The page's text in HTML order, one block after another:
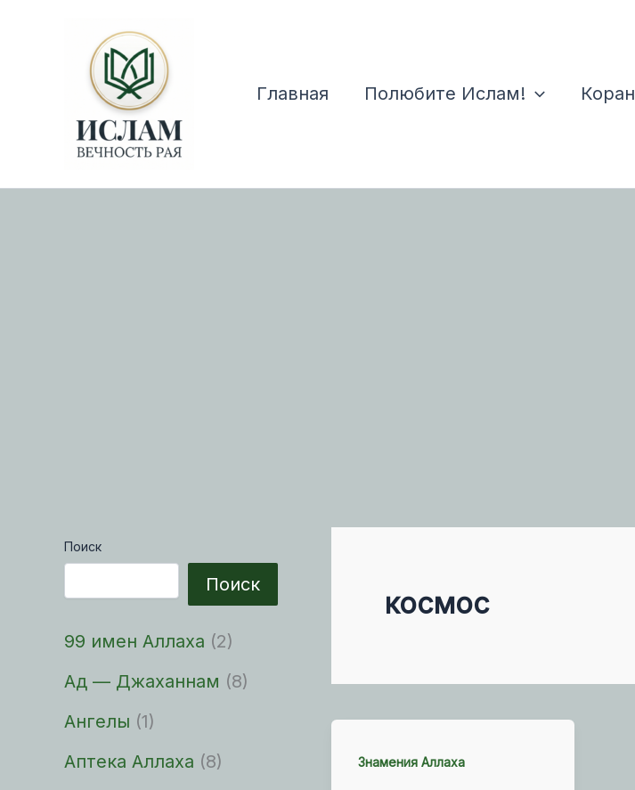
содержимому
Главная
Полюбите Ислам! Коран
Поиск
Поиск
99 имен Аллаха (2)
Ад — Джаханнам (8)
Ангелы (1)
Аптека Аллаха (8)
космос
Знамения Аллаха